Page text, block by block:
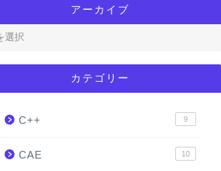
アーカイブ
カテゴリー
C++ 9
CAE 10